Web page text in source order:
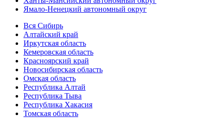
Ямало-Ненецкий автономный округ
Вся Сибирь
Алтайский край
Иркутская область
Кемеровская область
Красноярский край
Новосибирская область
Омская область
Республика Алтай
Республика Тыва
Республика Хакасия
Томская область